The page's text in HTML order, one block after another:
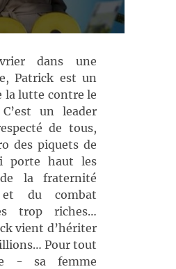
dans une
Patrick est un
la lutte contre le
un leader
de tous,
des piquets de
porte haut les
la fraternité
et du combat
trop riches…
vient d’hériter
Pour tout
- sa femme